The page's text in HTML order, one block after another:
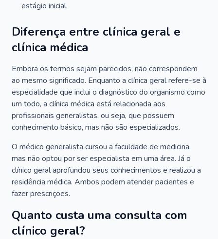
estágio inicial.
Diferença entre clínica geral e
clínica médica
Embora os termos sejam parecidos, não correspondem
ao mesmo significado. Enquanto a clínica geral refere-se à
especialidade que inclui o diagnóstico do organismo como
um todo, a clínica médica está relacionada aos
profissionais generalistas, ou seja, que possuem
conhecimento básico, mas não são especializados.
O médico generalista cursou a faculdade de medicina,
mas não optou por ser especialista em uma área. Já o
clínico geral aprofundou seus conhecimentos e realizou a
residência médica. Ambos podem atender pacientes e
fazer prescrições.
Quanto custa uma consulta com
clínico geral?